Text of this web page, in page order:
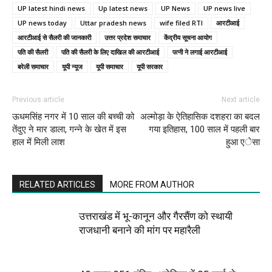
UP latest hindi news Up latest news UP News
UP news live
UP news today
Uttar pradesh news wife filed RTI
आरटीआई
आरटीआई से सैलरी की जानकारी
उत्तर प्रदेश समाचार
केंद्रीय सूचना आयोग
पति की सैलरी
पति की सैलरी के लिए दाखिल की आरटीआई
पत्नी ने लगाई आरटीआई
बरेली समाचार
यूपी न्यूज यूपी समाचार यूपी सरकार
Previous article
ऊधमसिंह नगर में 10 साल की बच्ची को
तेंदुए ने मार डाला, गन्ने के खेत में इस
हाल में मिली लाश
Next article
अल्मोड़ा के ऐतिहासिक दशहरा का बदल
गया इतिहास, 100 साल में पहली बार
हुआ एेसा
RELATED ARTICLES MORE FROM AUTHOR
उत्तराखंड में भू-कानून और गैरसैंण को स्थायी
राजधानी बनाने की मांग पर महारैली